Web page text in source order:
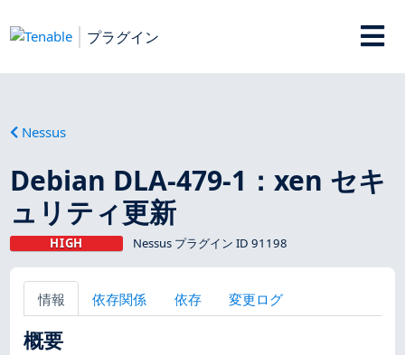
プラグイン
Nessus
Debian DLA-479-1：xen セキ
ュリティ更新
HIGH Nessus プラグイン ID 91198
情報 依存関係 依存 変更ログ
概要